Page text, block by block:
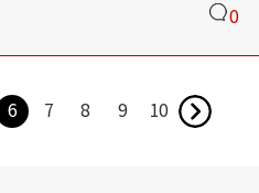
0
6 7 8 9 10